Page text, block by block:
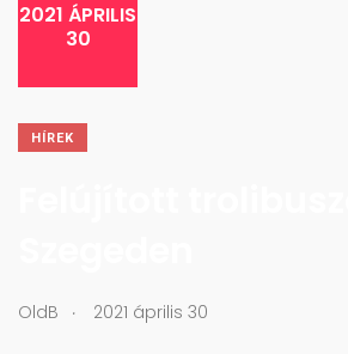
2021 ÁPRILIS
30
HÍREK
OldB . 2021 április 30